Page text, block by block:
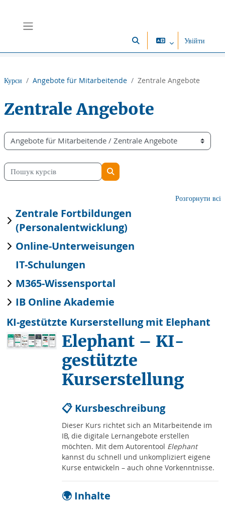
Переключити введення
Увійти
Курси Angebote für Mitarbeitende Zentrale Angebote
Zentrale Angebote
Категорії курсів
Пошук курсів
Пошук курсів
Розгорнути всі
Zentrale Fortbildungen
(Personalentwicklung)
Online-Unterweisungen
IT-Schulungen
M365-Wissensportal
IB Online Akademie
KI-gestützte Kurserstellung mit Elephant
Elephant – KI-
gestützte
Kurserstellung
📋 Kursbeschreibung
Dieser Kurs richtet sich an Mitarbeitende im
IB, die digitale Lernangebote erstellen
möchten. Mit dem Autorentool Elephant
kannst du schnell und unkompliziert eigene
Kurse entwickeln – auch ohne Vorkenntnisse.
🌍 Inhalte